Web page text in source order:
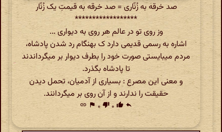
صد خرقه به زُنّاری = صد خرقه به قیمتِ یک زُنّار
******************
وز روی تو در عالم هر روی به دیواری ...
اشاره به رسمی قدیمی دارد ک بهنگام رد شدن پادشاه،
مردم میبایستی صورت خود را بطرف دیوار بر میگرداندند
تا پادشاه بگذرد.
و معنی این مصرع : بسیاری از آدمیان، تحمل دیدن
حقیقت را ندارند و از آن روی بر میگردانند.
reply
thumb_up ۰ thumb_down ۰ flag
link